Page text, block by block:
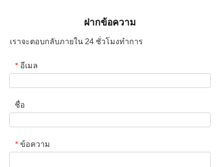
ฝากข้อความ
เราจะตอบกลับภายใน 24 ชั่วโมงทำการ
* อีเมล
ชื่อ
* ข้อความ